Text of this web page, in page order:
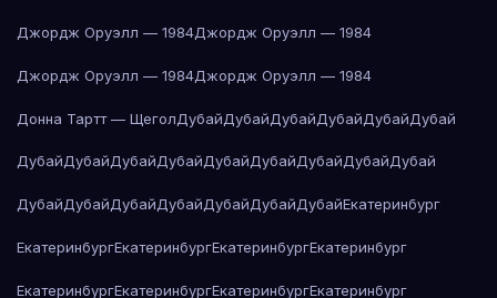
Джордж Оруэлл — 1984Джордж Оруэлл — 1984
Джордж Оруэлл — 1984Джордж Оруэлл — 1984
Донна Тартт — ЩеголДубайДубайДубайДубайДубайДубай
ДубайДубайДубайДубайДубайДубайДубайДубайДубай
ДубайДубайДубайДубайДубайДубайДубайЕкатеринбург
ЕкатеринбургЕкатеринбургЕкатеринбургЕкатеринбург
ЕкатеринбургЕкатеринбургЕкатеринбургЕкатеринбург